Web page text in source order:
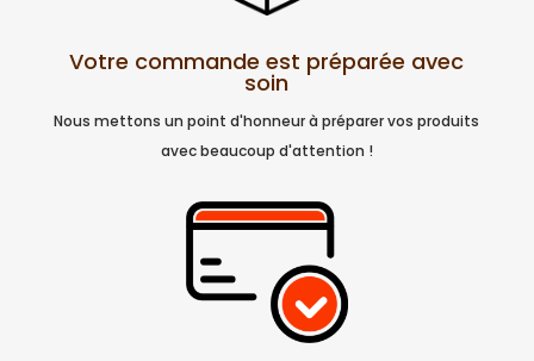
Votre commande est préparée avec
soin
Nous mettons un point d'honneur à préparer vos produits
avec beaucoup d'attention !